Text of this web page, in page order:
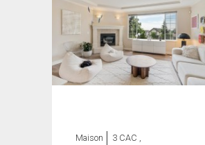
Maison
3 CAC ,